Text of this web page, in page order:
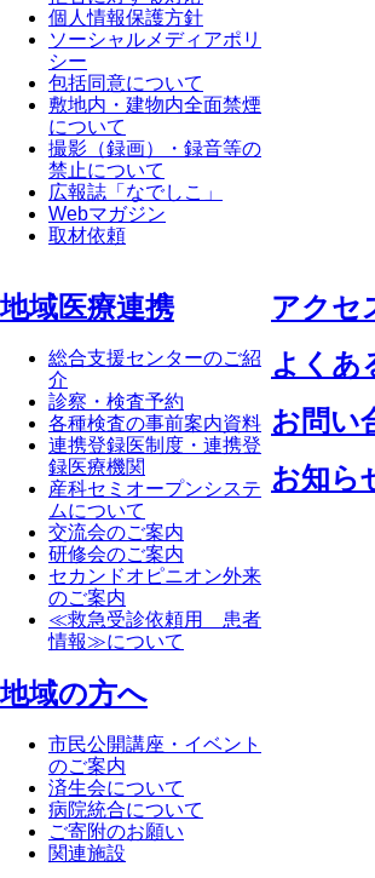
個人情報保護方針
ソーシャルメディアポリ
シー
包括同意について
敷地内・建物内全面禁煙
について
撮影（録画）・録音等の
禁止について
広報誌「なでしこ」
Webマガジン
取材依頼
地域医療連携
総合支援センターのご紹
介
診察・検査予約
各種検査の事前案内資料
連携登録医制度・連携登
録医療機関
産科セミオープンシステ
ムについて
交流会のご案内
研修会のご案内
セカンドオピニオン外来
のご案内
≪救急受診依頼用 患者
情報≫について
地域の方へ
市民公開講座・イベント
のご案内
済生会について
病院統合について
ご寄附のお願い
関連施設
アクセ
よくあ
お問い
お知ら